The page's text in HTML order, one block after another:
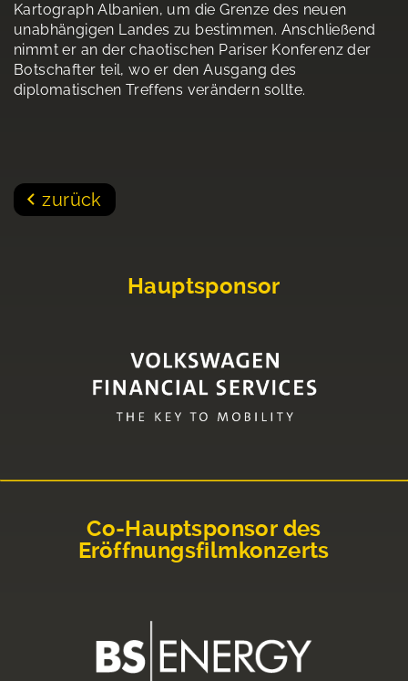
Kartograph Albanien, um die Grenze des neuen
unabhängigen Landes zu bestimmen. Anschließend
nimmt er an der chaotischen Pariser Konferenz der
Botschafter teil, wo er den Ausgang des
diplomatischen Treffens verändern sollte.
zurück
Hauptsponsor
Co-Hauptsponsor des
Eröffnungsfilmkonzerts